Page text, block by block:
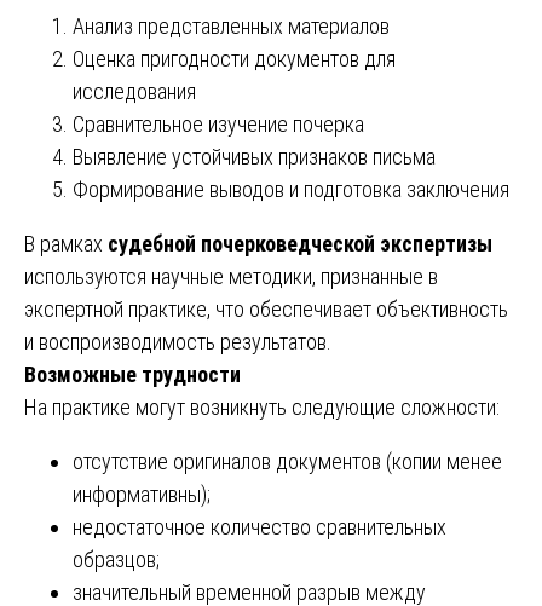
Анализ представленных материалов
Оценка пригодности документов для
исследования
Сравнительное изучение почерка
Выявление устойчивых признаков письма
Формирование выводов и подготовка заключения
В рамках судебной почерковедческой экспертизы
используются научные методики, признанные в
экспертной практике, что обеспечивает объективность
и воспроизводимость результатов.
Возможные трудности
На практике могут возникнуть следующие сложности:
отсутствие оригиналов документов (копии менее
информативны);
недостаточное количество сравнительных
образцов;
значительный временной разрыв между